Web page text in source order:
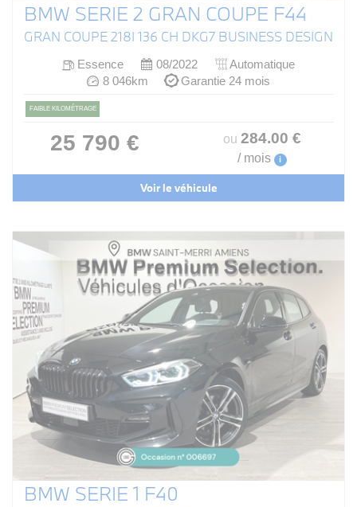
BMW SERIE 2 GRAN COUPE F44
GRAN COUPE 218I 136 CH DKG7 BUSINESS DESIGN
Essence 08/2022
Automatique
8 046km
Garantie 24 mois
FAIBLE KILOMÉTRAGE
25 790 € ou 284.00 €
/ mois i
Voir le véhicule
BMW SERIE 1 F40